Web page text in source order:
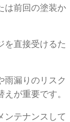
は前回の塗装か
を直接受けるた
雨漏りのリスク
が重要です。
ンテナンスして